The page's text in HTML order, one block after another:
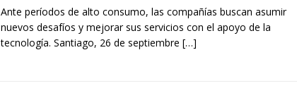
Ante períodos de alto consumo, las compañías buscan asumir
nuevos desafíos y mejorar sus servicios con el apoyo de la
tecnología. Santiago, 26 de septiembre […]